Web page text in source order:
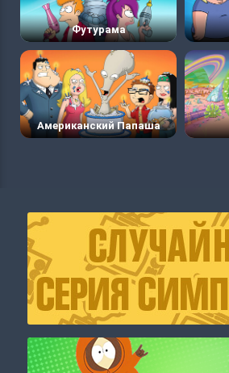
Футурама
Американский Папаша